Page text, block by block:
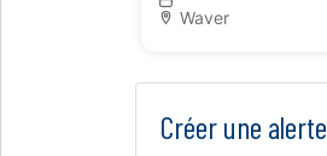
Waver
Créer une alerte